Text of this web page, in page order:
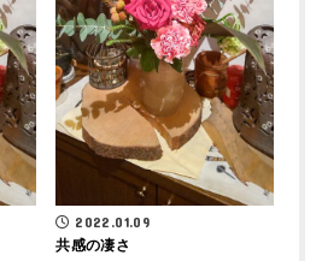
2022.01.09
共感の凄さ